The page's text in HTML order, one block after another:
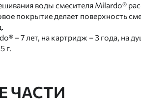
воды смесителя Milardo®
покрытие делает поверхность
– 7 лет, на картридж – 3 года, на
г.
ЧАСТИ